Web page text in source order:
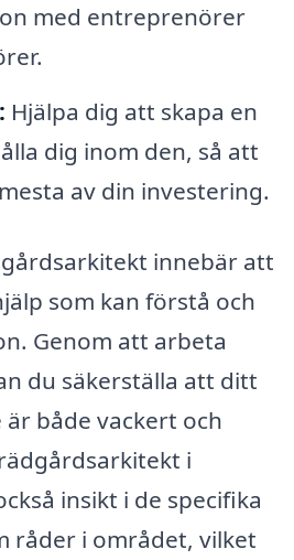
med entreprenörer
Hjälpa dig att skapa en
dig inom den, så att
av din investering.
innebär att
som kan förstå och
Genom att arbeta
du säkerställa att ditt
både vackert och
i
insikt i de specifika
råder i området, vilket